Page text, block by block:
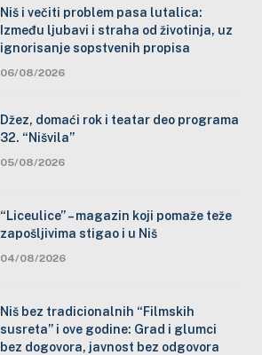
Niš i večiti problem pasa lutalica:
Između ljubavi i straha od životinja, uz
ignorisanje sopstvenih propisa
06/08/2026
Džez, domaći rok i teatar deo programa
32. “Nišvila”
05/08/2026
“Liceulice” – magazin koji pomaže teže
zapošljivima stigao i u Niš
04/08/2026
Niš bez tradicionalnih “Filmskih
susreta” i ove godine: Grad i glumci
bez dogovora, javnost bez odgovora